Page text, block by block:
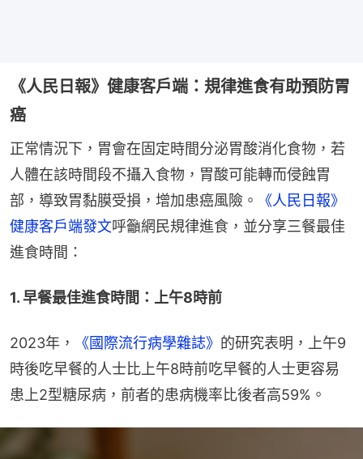
《人民日報》健康客戶端：規律進食有助預防胃
癌
正常情況下，胃會在固定時間分泌胃酸消化食物，若
人體在該時間段不攝入食物，胃酸可能轉而侵蝕胃
部，導致胃黏膜受損，增加患癌風險。
《人民日報》
健康客戶端發文呼籲網民規律進食，並分享三餐最佳
進食時間：
1. 早餐最佳進食時間：上午8時前
2023年， 《國際流行病學雜誌》 的研究表明，上午9
時後吃早餐的人士比上午8時前吃早餐的人士更容易
患上2型糖尿病，前者的患病機率比後者高59%。